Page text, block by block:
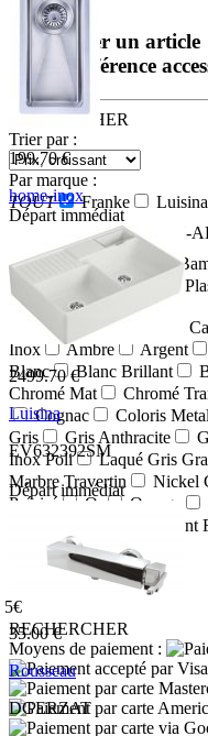
199.70 €
home-inox
HI-16x40R10-VIDMAN-
Départ immédiat
2499.70 €
Luisina
EV632392SM
Départ immédiat
35.00 €
Rousseau
DGERZAT
Rechercher un article
ou une référence
RECHERCHER
Trier par :
Par marque :
TOUT
Franke Luisina
Par matière :
Acier
Aluminium
Métal
Non précisé
Par couleur/finition :
TOUT
Alu Alu
Inox
Ambre Argent
Blanc
Blanc Brillant
Chromé Mat
Chromé
Cognac
Coloris
Gris
Gris Anthracite
Inox Poli
Laqué Gris
Marbre Travertin
Nickel
Précisé
Or Orange
Transparent
Wengé
5€
RECHERCHER
Moyens de paiement :